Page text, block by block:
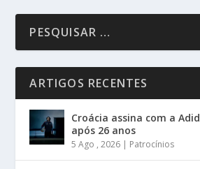
ARTIGOS RECENTES
Croácia assina com a
após 26 anos
5 Ago , 2026 | Patrocínios